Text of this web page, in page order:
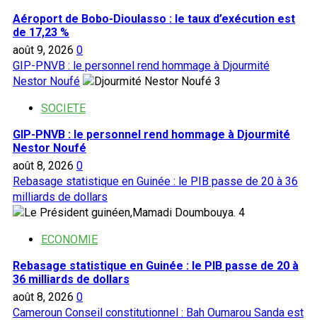
Aéroport de Bobo-Dioulasso : le taux d’exécution est
de 17,23 %
août 9, 2026 0
GIP-PNVB : le personnel rend hommage à Djourmité
Nestor Noufé
3
SOCIETE
GIP-PNVB : le personnel rend hommage à Djourmité
Nestor Noufé
août 8, 2026 0
Rebasage statistique en Guinée : le PIB passe de 20 à 36
milliards de dollars
4
ECONOMIE
Rebasage statistique en Guinée : le PIB passe de 20 à
36 milliards de dollars
août 8, 2026 0
Cameroun Conseil constitutionnel : Bah Oumarou Sanda est